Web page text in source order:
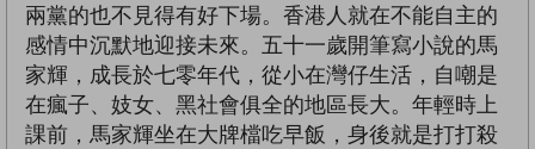
兩黨的也不見得有好下場。香港人就在不能自主的
感情中沉默地迎接未來。五十一歲開筆寫小說的馬
家輝，成長於七零年代，從小在灣仔生活，自嘲是
在瘋子、妓女、黑社會俱全的地區長大。年輕時上
課前，馬家輝坐在大牌檔吃早飯，身後就是打打殺